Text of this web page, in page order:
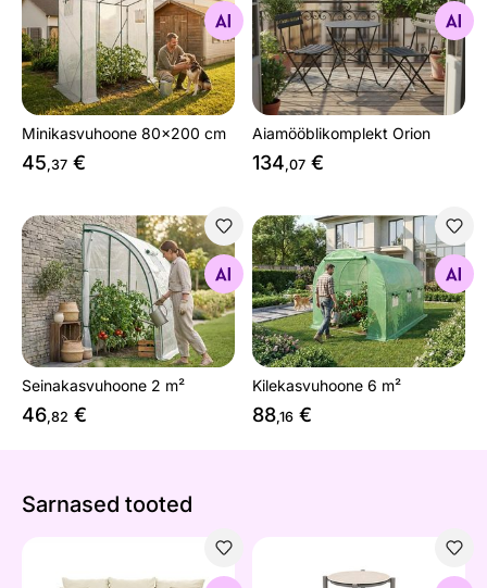
Otsi sarnaseid
Minikasvuhoone 80x200 cm
45,37 €
Otsi sarnaseid
Aiamööblikomplekt Orion
134,07 €
Seinakasvuhoone 2 m²
Otsi sarnaseid
Seinakasvuhoone 2 m²
46,82 €
Kilekasvuhoone 6 m²
Otsi sarnaseid
Kilekasvuhoone 6 m²
88,16 €
Sarnased tooted
Aialaud Bora Bora